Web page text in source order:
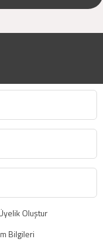
Oluştur
Bilgileri